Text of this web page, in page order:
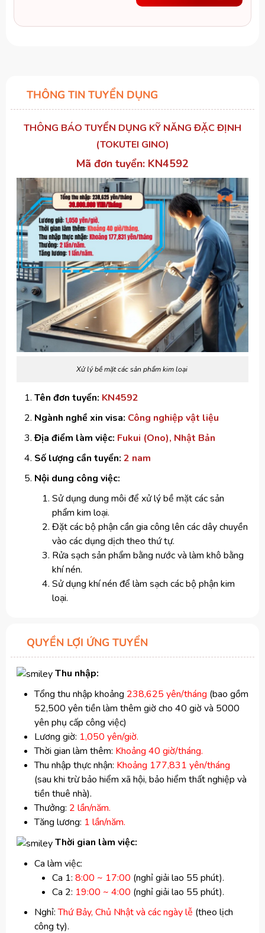
THÔNG TIN TUYỂN DỤNG
THÔNG BÁO TUYỂN DỤNG KỸ NĂNG ĐẶC ĐỊNH
(TOKUTEI GINO)
Mã đơn tuyển: KN4592
Xử lý bề mặt các sản phẩm kim loại
Tên đơn tuyển: KN4592
Ngành nghề xin visa: Công nghiệp vật liệu
Địa điểm làm việc: Fukui (Ono), Nhật Bản
Số lượng cần tuyển: 2 nam
Nội dung công việc:
Sử dụng dung môi để xử lý bề mặt các sản
phẩm kim loại.
Đặt các bộ phận cần gia công lên các dây chuyền
vào các dụng dịch theo thứ tự.
Rửa sạch sản phẩm bằng nước và làm khô bằng
khí nén.
Sử dụng khí nén để làm sạch các bộ phận kim
loại.
QUYỀN LỢI ỨNG TUYỂN
Thu nhập:
Tổng thu nhập khoảng 238,625 yên/tháng (bao gồm
52,500 yên tiền làm thêm giờ cho 40 giờ và 5000
yên phụ cấp công việc)
Lương giờ: 1,050 yên/giờ.
Thời gian làm thêm: Khoảng 40 giờ/tháng.
Thu nhập thực nhận: Khoảng 177,831 yên/tháng
(sau khi trừ bảo hiểm xã hội, bảo hiểm thất nghiệp và
tiền thuê nhà).
Thưởng: 2 lần/năm.
Tăng lương: 1 lần/năm.
Thời gian làm việc:
Ca làm việc:
Ca 1: 8:00 ~ 17:00 (nghỉ giải lao 55 phút).
Ca 2: 19:00 ~ 4:00 (nghỉ giải lao 55 phút).
Nghỉ:Thứ Bảy, Chủ Nhật và các ngày lễ (theo lịch
công ty).